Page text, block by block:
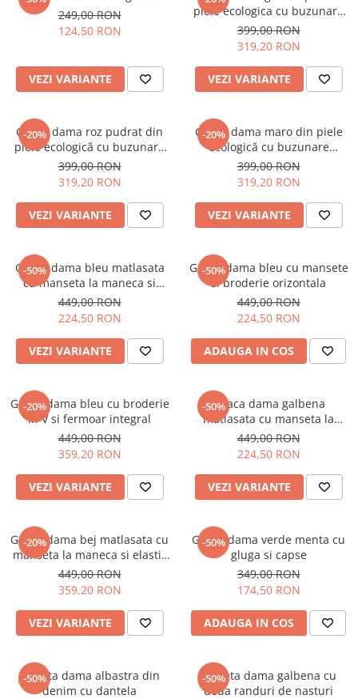
Tricouri si topuri
249,00 RON
124,50 RON
VEZI VARIANTE
piele ecologica cu buzunare
aplicate si detalii decorative
399,00 RON
319,20 RON
VEZI VARIANTE
-20%
Geacă dama roz pudrat din
piele ecologică cu buzunare
aplicate si detalii decorative
399,00 RON
319,20 RON
VEZI VARIANTE
-20%
Geacă dama maro din piele
ecologică cu buzunare
aplicate si detalii decorative
399,00 RON
319,20 RON
VEZI VARIANTE
-50%
Geaca dama bleu matlasata
cu manseta la maneca si
elastic in talie
449,00 RON
224,50 RON
VEZI VARIANTE
-50%
Geaca dama bleu cu mansete
si broderie orizontala
449,00 RON
224,50 RON
ADAUGA IN COS
-20%
Geaca dama bleu cu broderie
in V si fermoar integral
449,00 RON
359,20 RON
VEZI VARIANTE
-50%Geaca dama galbena
matlasata cu manseta la
maneca si elastic in talie
449,00 RON
224,50 RON
VEZI VARIANTE
-20%
Geaca dama bej matlasata cu
manseta la maneca si elastic
in talie
449,00 RON
359,20 RON
VEZI VARIANTE
-50%
Geaca dama verde menta cu
gluga si capse
349,00 RON
174,50 RON
ADAUGA IN COS
-50%
Jacheta dama albastra din
denim cu dantela
-50%
Jacheta dama galbena cu
doua randuri de nasturi